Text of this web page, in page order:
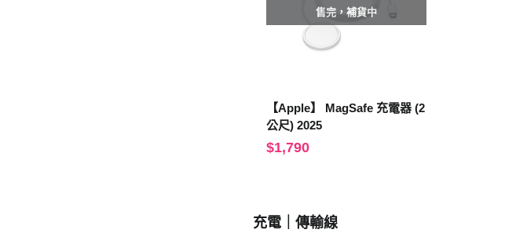
售完，補貨中
【Apple】 MagSafe 充電器 (2
公尺) 2025
$1,790
充電｜傳輸線